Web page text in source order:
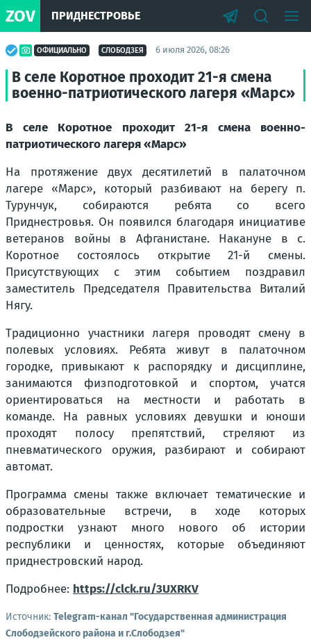
ZOV ПРИДНЕСТРОВЬЕ
ОФИЦИАЛЬНО СЛОБОДЗЕЯ 6 июля 2026, 08:26
В селе Коротное проходит 21-я смена
военно-патриотического лагеря «Марс»
В селе Коротное проходит 21-я смена военно-
патриотического лагеря «Марс»
На протяжение двух десятилетий в палаточном
лагере «Марс», который разбивают на берегу п.
Турунчук, собираются ребята со всего
Приднестровья. Он появился благодаря инициативе
ветеранов войны в Афганистане. Накануне в с.
Коротное состоялось открытие 21-й смены.
Присутствующих с этим событием поздравил
заместитель Председателя Правительства Виталий
Нягу.
Традиционно участники лагеря проводят смену в
полевых условиях. Ребята живут в палаточном
городке, привыкают к распорядку и дисциплине,
занимаются физподготовкой и спортом, учатся
ориентироваться на местности и работать в
команде. На равных условиях девушки и юноши
проходят полосу препятствий, стреляют из
пневматического оружия, разбирают и собирают
автомат.
Программа смены также включает тематические и
образовательные встречи, в ходе которых
подростки узнают много нового об истории
республики и ценностях, которые объединяют
приднестровский народ.
Подробнее: https://clck.ru/3UXRKV
Источник: Telegram-канал "Государственная администрация
Слободзейского района и г.Слободзея"